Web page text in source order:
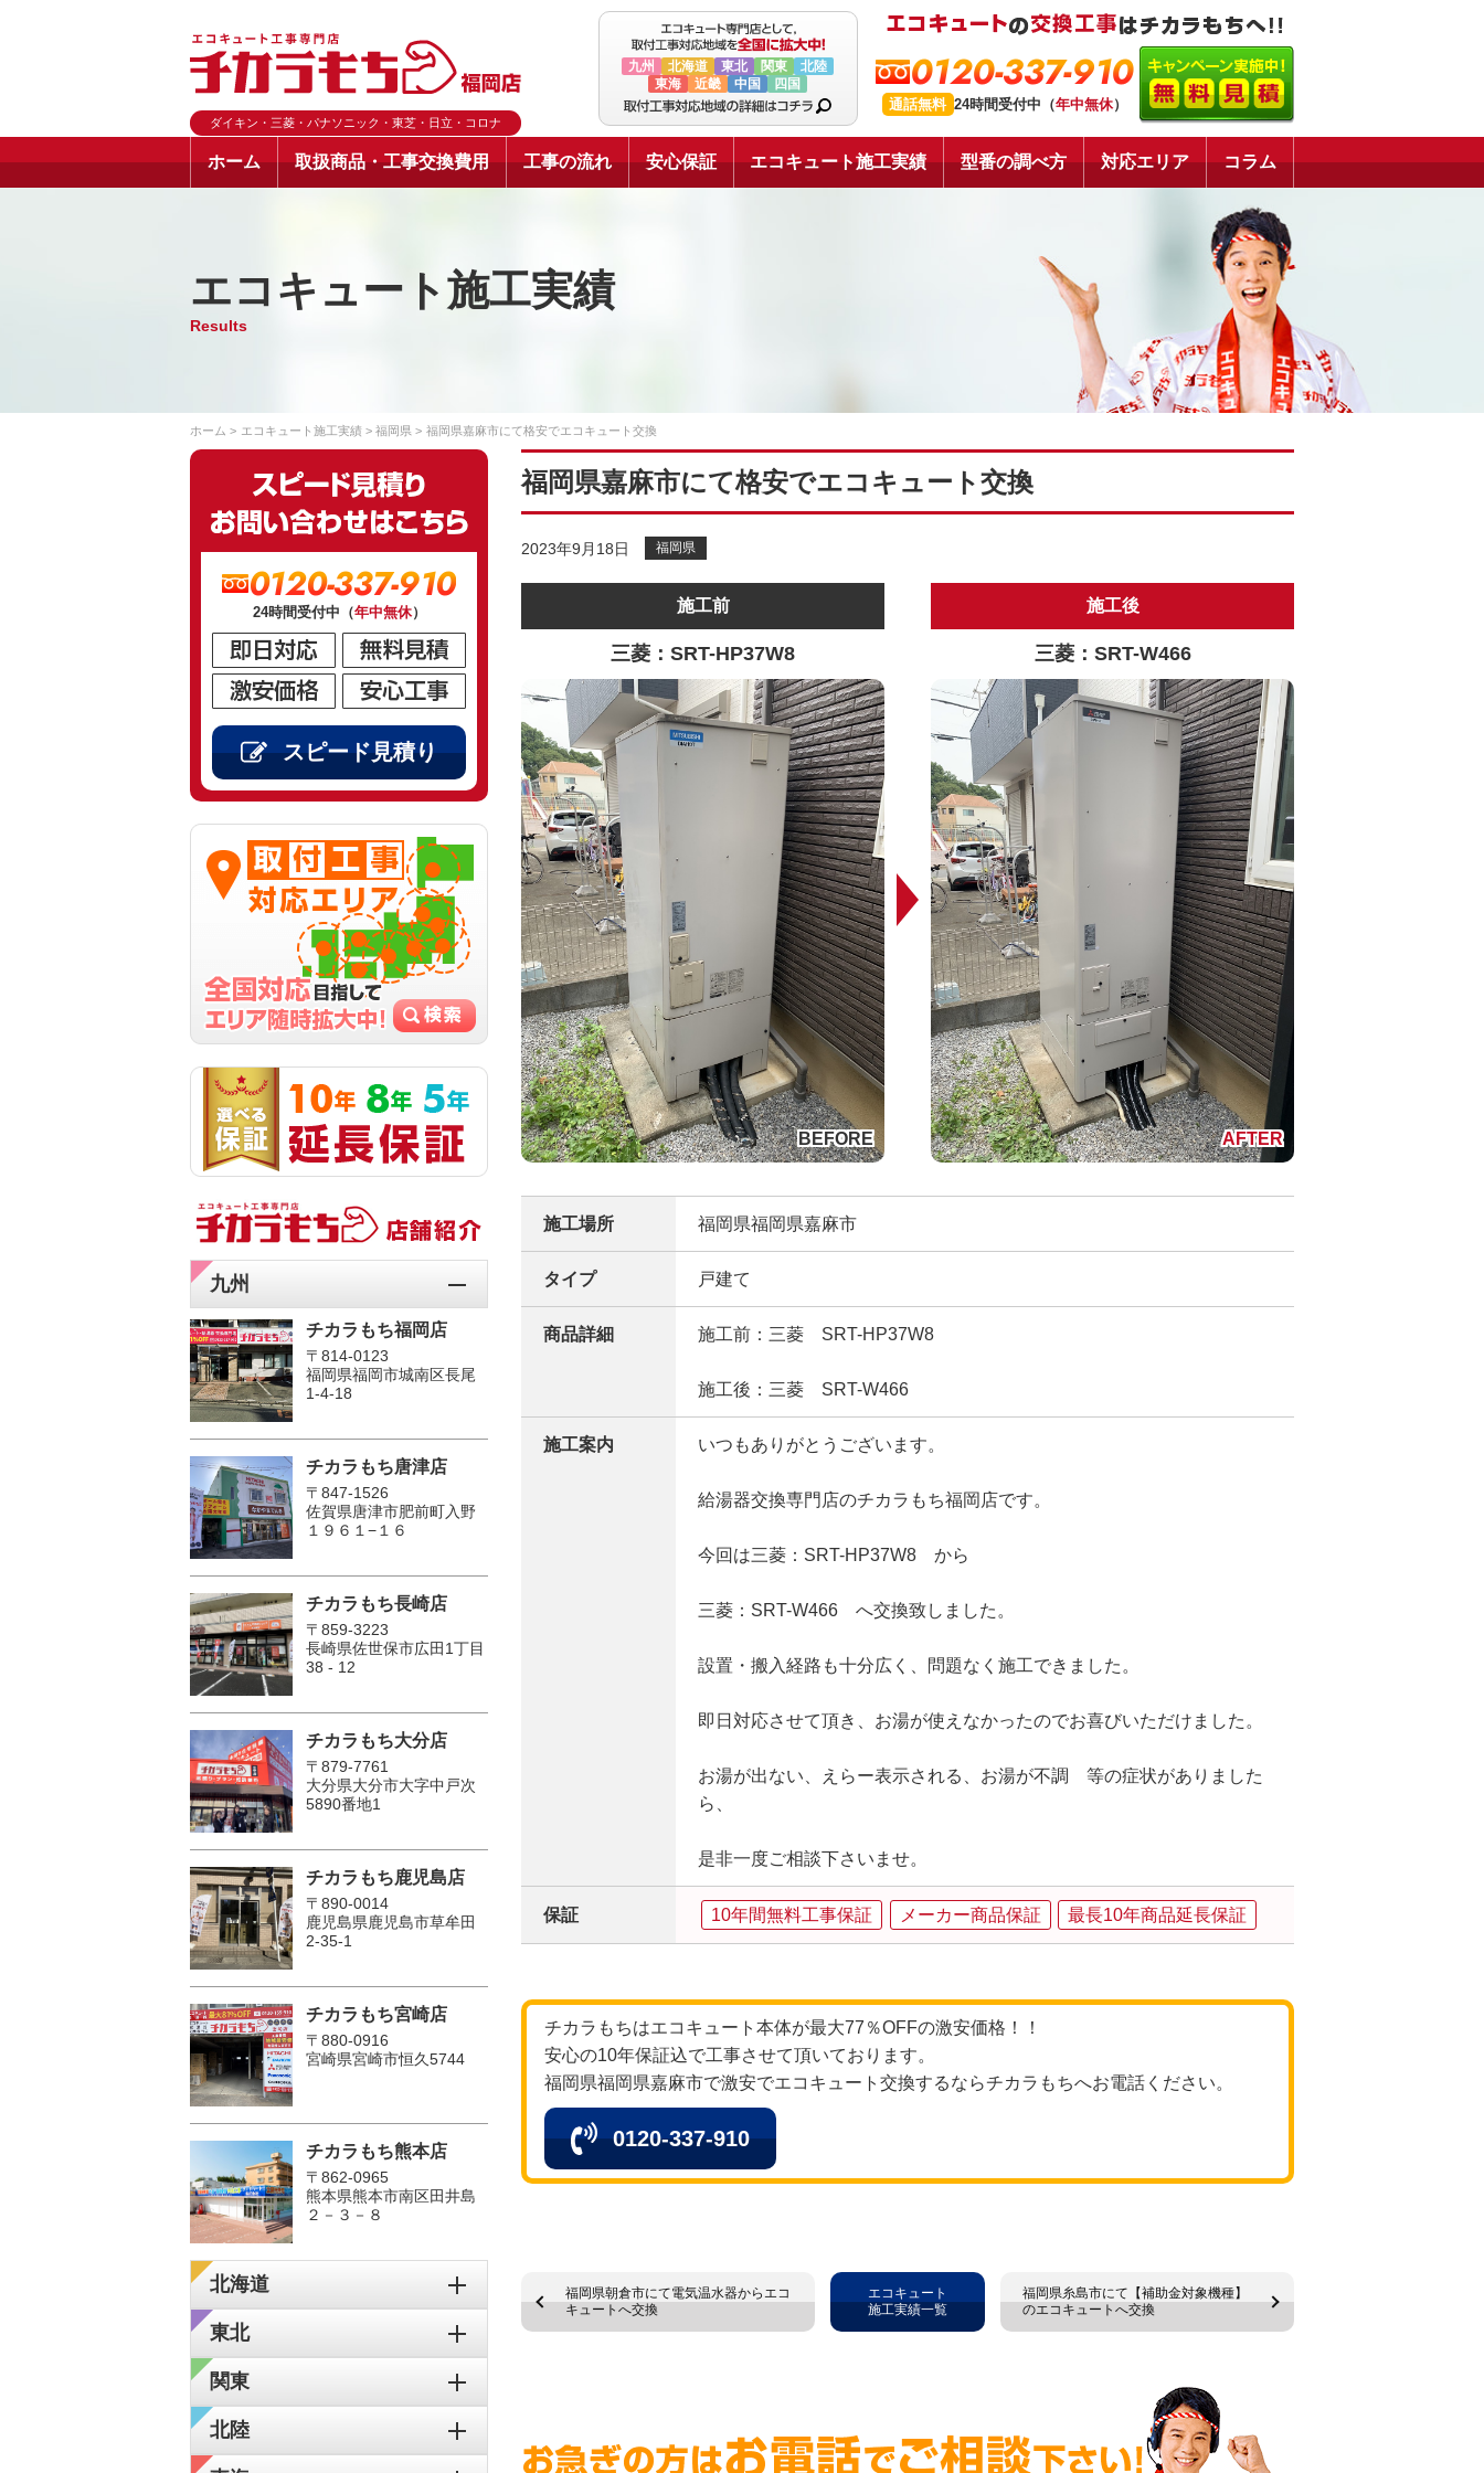
ダイキン・三菱・パナソニック・東芝・日立・コロナ
九州 北海道 東北 関東
北陸
東海
近畿 中国 四国 0120-337-910
通話無料 24時間受付中（年中無休）
ホーム 取扱商品・工事交換費用 工事の流れ 安心保証 エコキュート施工実績 型番の調べ方 対応エリア コラム
エコキュート施工実績
Results
ホーム エコキュート施工実績 福岡県 福岡県嘉麻市にて格安でエコキュート交換
福岡県嘉麻市にて格安でエコキュート交換
2023年9月18日 福岡県
施工前
三菱：SRT-HP37W8
施工後
三菱：SRT-W466
施工場所 福岡県福岡県嘉麻市
タイプ 戸建て
商品詳細 施工前：三菱 SRT-HP37W8
施工後：三菱 SRT-W466
施工案内 いつもありがとうございます。
給湯器交換専門店のチカラもち福岡店です。
今回は三菱：SRT-HP37W8 から
三菱：SRT-W466 へ交換致しました。
設置・搬入経路も十分広く、問題なく施工できました。
即日対応させて頂き、お湯が使えなかったのでお喜びいただけました。
お湯が出ない、えらー表示される、お湯が不調 等の症状がありました
ら、
是非一度ご相談下さいませ。
保証 10年間無料工事保証 メーカー商品保証 最長10年商品延長保証
チカラもちはエコキュート本体が最大77％OFFの激安価格！！
安心の10年保証込で工事させて頂いております。
福岡県福岡県嘉麻市で激安でエコキュート交換するならチカラもちへお電話ください。
0120-337-910
福岡県朝倉市にて電気温水器からエコ
キュートへ交換
福岡県糸島市にて【補助金対象機種】
のエコキュートへ交換
エコキュート
施工実績一覧
0120-337-910
24時間受付中（年中無休）
スピード見積り
九州
チカラもち福岡店
〒814-0123
福岡県福岡市城南区長尾
1‐4‐18
チカラもち唐津店
〒847-1526
佐賀県唐津市肥前町入野
１９６１−１６
チカラもち長崎店
〒859-3223
長崎県佐世保市広田1丁目
38 - 12
チカラもち大分店
〒879-7761
大分県大分市大字中戸次
5890番地1
チカラもち鹿児島店
〒890-0014
鹿児島県鹿児島市草牟田
2-35-1
チカラもち宮崎店
〒880-0916
宮崎県宮崎市恒久5744
チカラもち熊本店
〒862-0965
熊本県熊本市南区田井島
２－３－８
北海道
東北
関東
北陸